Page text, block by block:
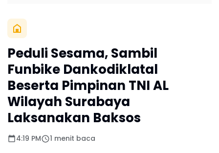
Peduli Sesama, Sambil
Funbike Dankodiklatal
Beserta Pimpinan TNI AL
Wilayah Surabaya
Laksanakan Baksos
4:19 PM 1 menit baca